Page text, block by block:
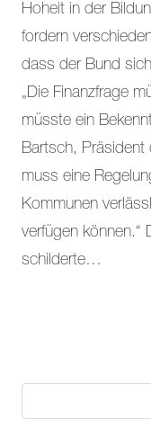
Hoheit in der
fordern
dass der Bund
„Die Finanzfrage
müsste ein
Bartsch, Präsident
muss eine
Kommunen
verfügen können.“
schilderte…